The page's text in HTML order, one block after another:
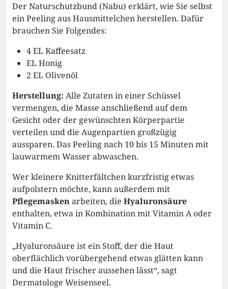
Der Naturschutzbund (Nabu) erklärt, wie Sie selbst
ein Peeling aus Hausmittelchen herstellen. Dafür
brauchen Sie Folgendes:
4 EL Kaffeesatz
EL Honig
2 EL Olivenöl
Herstellung: Alle Zutaten in einer Schüssel
vermengen, die Masse anschließend auf dem
Gesicht oder der gewünschten Körperpartie
verteilen und die Augenpartien großzügig
aussparen. Das Peeling nach 10 bis 15 Minuten mit
lauwarmem Wasser abwaschen.
Wer kleinere Knitterfältchen kurzfristig etwas
aufpolstern möchte, kann außerdem mit
Pflegemaskenarbeiten, die Hyaluronsäure
enthalten, etwa in Kombination mit Vitamin A oder
Vitamin C.
„Hyaluronsäure ist ein Stoff, der die Haut
oberflächlich vorübergehend etwas glätten kann
und die Haut frischer aussehen lässt“, sagt
Dermatologe Weisenseel.